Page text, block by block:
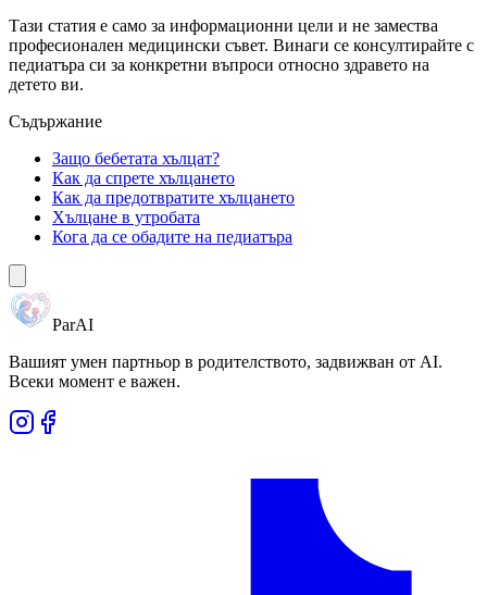
Тази статия е само за информационни цели и не замества
професионален медицински съвет. Винаги се консултирайте с
педиатъра си за конкретни въпроси относно здравето на
детето ви.
Съдържание
Защо бебетата хълцат?
Как да спрете хълцането
Как да предотвратите хълцането
Хълцане в утробата
Кога да се обадите на педиатъра
ParAI
Вашият умен партньор в родителството, задвижван от AI.
Всеки момент е важен.